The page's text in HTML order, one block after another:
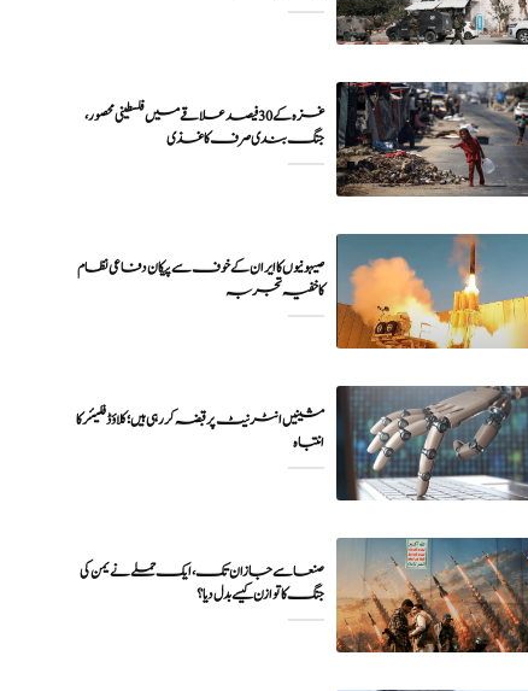
غزہ کے 30 فیصد علاقے میں فلسطینی محصور،
جنگ بندی صرف کاغذی
صیہونیوں کا ایران کے خوف سے پیکان دفاعی نظام
کا خفیہ تجربہ
مشینیں انٹرنیٹ پر قبضہ کر رہی ہیں؛ کلاؤڈ فلیئر کا
انتباہ
صنعا سے جازان تک، ایک حملے نے یمن کی
جنگ کا توازن کیسے بدل دیا؟